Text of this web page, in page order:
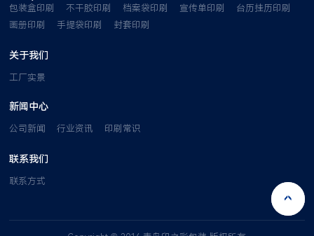
包装盒印刷
不干胶印刷 档案袋印刷 宣传单印刷
台历挂历印刷
画册印刷
手提袋印刷 封套印刷
关于我们
工厂实景
新闻中心
公司新闻 行业资讯 印刷常识
联系我们
联系方式